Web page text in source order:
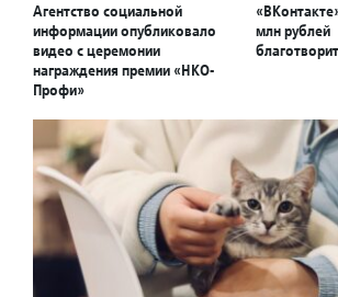
Агентство социальной
информации опубликовало
видео с церемонии
награждения премии «НКО-
Профи»
млн рублей